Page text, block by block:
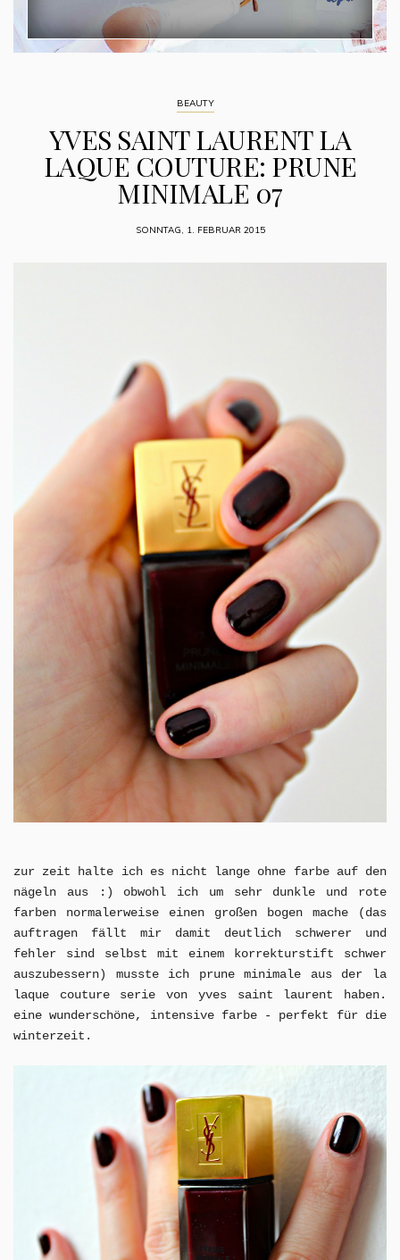
BEAUTY
YVES SAINT LAURENT LA
LAQUE COUTURE: PRUNE
MINIMALE 07
SONNTAG, 1. FEBRUAR 2015
zur zeit halte ich es nicht lange ohne farbe auf den
nägeln aus :) obwohl ich um sehr dunkle und rote
farben normalerweise einen großen bogen mache (das
auftragen fällt mir damit deutlich schwerer und
fehler sind selbst mit einem korrekturstift schwer
auszubessern) musste ich prune minimale aus der la
laque couture serie von yves saint laurent haben.
eine wunderschöne, intensive farbe - perfekt für die
winterzeit.